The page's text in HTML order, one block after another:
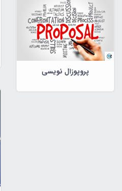
پروپوزال نویسی